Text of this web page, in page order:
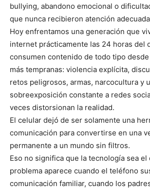
bullying, abandono emocional o
que nunca recibieron atención
Hoy enfrentamos una generación que
internet prácticamente las 24 horas del
consumen contenido de todo tipo
más tempranas: violencia explícita,
retos peligrosos, armas, narcocultura y
sobreexposición constante a redes
veces distorsionan la realidad.
El celular dejó de ser solamente una
comunicación para convertirse en una
permanente a un mundo sin filtros.
Eso no significa que la tecnología sea el
problema aparece cuando el teléfono
comunicación familiar, cuando los